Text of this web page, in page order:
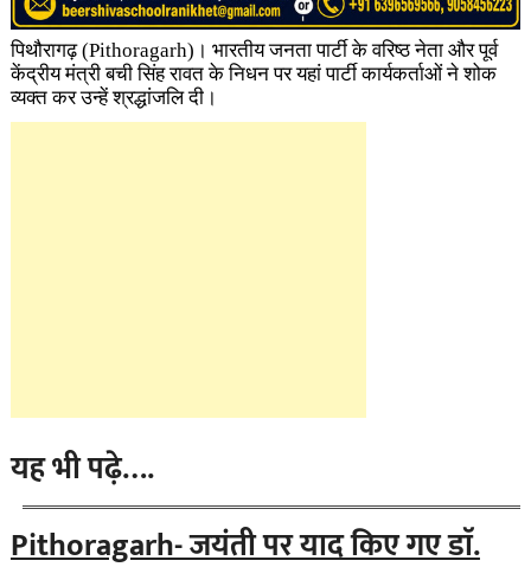
पिथौरागढ़ (Pithoragarh)। भारतीय जनता पार्टी के वरिष्ठ नेता और पूर्व
केंद्रीय मंत्री बची सिंह रावत के निधन पर यहां पार्टी कार्यकर्ताओं ने शोक
व्यक्त कर उन्हें श्रद्धांजलि दी।
यह भी पढ़े….
Pithoragarh- जयंती पर याद किए गए डाॅ.